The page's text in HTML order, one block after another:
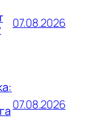
07.08.2026
07.08.2026